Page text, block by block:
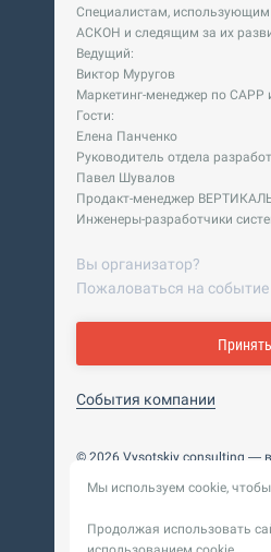
Специалистам, использующим
АСКОН и следящим за их
Ведущий:
Виктор Муругов
Маркетинг-менеджер по CAPP
Гости:
Елена Панченко
Руководитель отдела
Павел Шувалов
Продакт-менеджер
Инженеры-разработчики
Вы организатор?
Пожаловаться на событие
События компании
© 2026 Vysotskiy consulting —
Цифровизация, BIM, ИИ.
Пользовательское
Мы используем cookie,
Продолжая использовать